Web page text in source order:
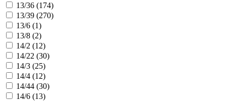
13/36 (174)
13/39 (270)
13/6 (1)
13/8 (2)
14/2 (12)
14/22 (30)
14/3 (25)
14/4 (12)
14/44 (30)
14/6 (13)